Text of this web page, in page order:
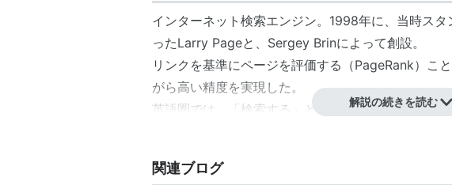
インターネット検索エンジン。1998年に、当時ス
ったLarry Pageと、Sergey Brinによって創設。
リンクを基準にページを評価する（PageRank）こ
がら高い精度を実現した。
英語圏では、「検索する」という意味で動詞化して
解説の続きを読む
関連ブログ